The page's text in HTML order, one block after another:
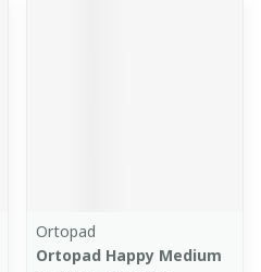
Ortopad
Ortopad Happy Medium